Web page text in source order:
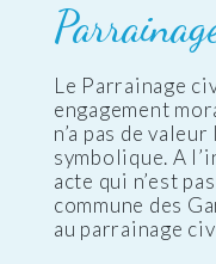
Le Parrainage
engagement
n’a pas de
symbolique. A
acte qui n’est
commune des
au parrainage